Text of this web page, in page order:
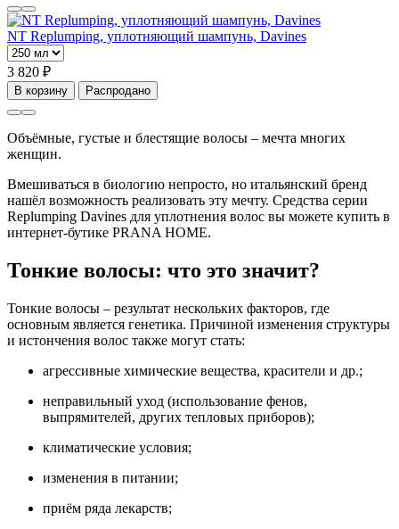
NT Replumping, уплотняющий шампунь, Davines
3 820 ₽
В корзину Распродано
Объёмные, густые и блестящие волосы – мечта многих
женщин.
Вмешиваться в биологию непросто, но итальянский бренд
нашёл возможность реализовать эту мечту. Средства серии
Replumping Davines для уплотнения волос вы можете купить в
интернет-бутике PRANA HOME.
Тонкие волосы: что это значит?
Тонкие волосы – результат нескольких факторов, где
основным является генетика. Причиной изменения структуры
и истончения волос также могут стать:
агрессивные химические вещества, красители и др.;
неправильный уход (использование фенов,
выпрямителей, других тепловых приборов);
климатические условия;
изменения в питании;
приём ряда лекарств;